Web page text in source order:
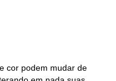
cor podem mudar de